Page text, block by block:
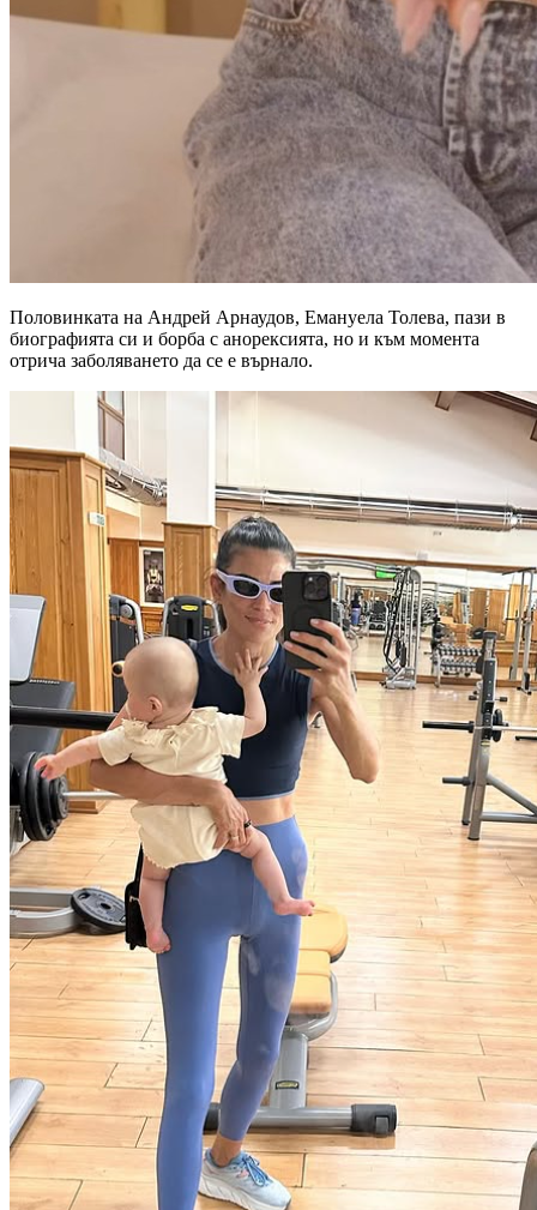
Половинката на Андрей Арнаудов, Емануела Толева, пази в
биографията си и борба с анорексията, но и към момента
отрича заболяването да се е върнало.